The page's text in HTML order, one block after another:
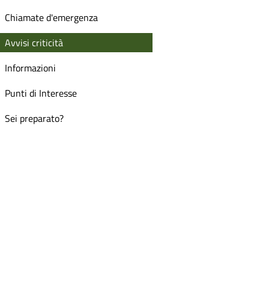
Chiamate d'emergenza
Avvisi criticità
Informazioni
Punti di Interesse
Sei preparato?